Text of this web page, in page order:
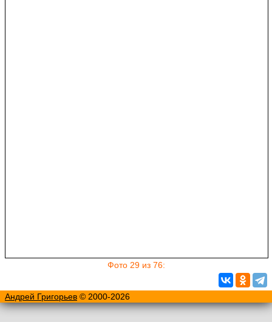
Фото 29 из 76:
Андрей Григорьев © 2000-2026